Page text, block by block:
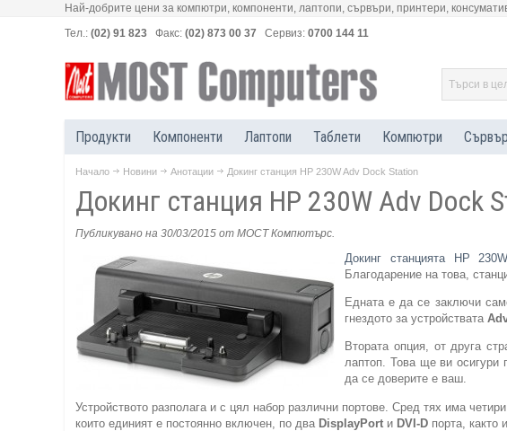
Най-добрите цени за компютри, компоненти, лаптопи, сървъри, принтери,
Тел.: (02) 91 823 Факс: (02) 873 00 37 Сервиз: 0700 144 11
Продукти Компоненти Лаптопи Таблети Компютри
Начало Новини Анотации Докинг станция HP 230W Adv Dock Station
Докинг станция HP 230W Adv Dock
Публикувано на 30/03/2015 от МОСТ Компютърс
Докинг станцията HP
Благодарение на това,
Едната е да се заключи
гнездото за устройствата
Втората опция, от друга
лаптоп. Това ще ви осигури
да се доверите е ваш.
Устройството разполага и с цял набор различни портове. Сред тях има четири
които единият е постоянно включен, по два DisplayPort и DVI-D порта, както